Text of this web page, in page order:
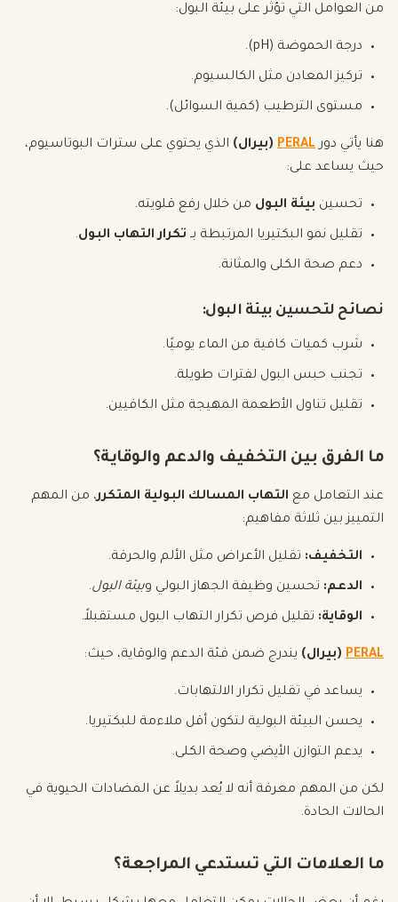
من العوامل التي تؤثر على بيئة البول:
درجة الحموضة (pH).
تركيز المعادن مثل الكالسيوم.
مستوى الترطيب (كمية السوائل).
هنا يأتي دورPERAL (بيرال) الذي يحتوي على سترات البوتاسيوم،
حيث يساعد على:
تحسين بيئة البول من خلال رفع قلويته.
تقليل نمو البكتيريا المرتبطة بـ تكرار التهاب البول.
دعم صحة الكلى والمثانة.
نصائح لتحسين بيئة البول:
شرب كميات كافية من الماء يوميًا.
تجنب حبس البول لفترات طويلة.
تقليل تناول الأطعمة المهيجة مثل الكافيين.
ما الفرق بين التخفيف والدعم والوقاية؟
عند التعامل مع التهاب المسالك البولية المتكرر، من المهم
التمييز بين ثلاثة مفاهيم:
التخفيف: تقليل الأعراض مثل الألم والحرقة.
الدعم: تحسين وظيفة الجهاز البولي وبيئة البول.
الوقاية: تقليل فرص تكرار التهاب البول مستقبلاً.
PERAL (بيرال) يندرج ضمن فئة الدعم والوقاية، حيث:
يساعد في تقليل تكرار الالتهابات.
يحسن البيئة البولية لتكون أقل ملاءمة للبكتيريا.
يدعم التوازن الأيضي وصحة الكلى.
لكن من المهم معرفة أنه لا يُعد بديلاً عن المضادات الحيوية في
الحالات الحادة.
ما العلامات التي تستدعي المراجعة؟